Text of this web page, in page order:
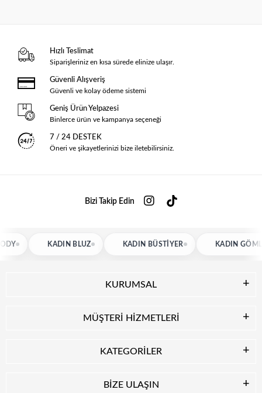
Hızlı Teslimat
Siparişleriniz en kısa sürede elinize ulaşır.
Güvenli Alışveriş
Güvenli ve kolay ödeme sistemi
Geniş Ürün Yelpazesi
Binlerce ürün ve kampanya seçeneği
7 / 24 DESTEK
Öneri ve şikayetlerinizi bize iletebilirsiniz.
Bizi Takip Edin
KADIN BLUZ KADIN BÜSTIYER KADIN GÖMLEK
KURUMSAL
MÜŞTERİ HİZMETLERİ
KATEGORİLER
BİZE ULAŞIN